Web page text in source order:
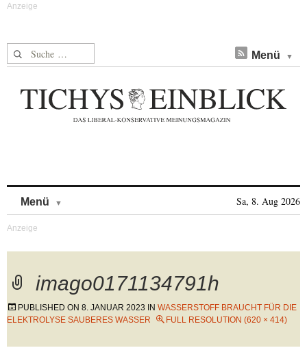
Suche nach: Menü
Menü Sa, 8. Aug 2026
imago0171134791h
PUBLISHED ON 8. JANUAR 2023 IN WASSERSTOFF BRAUCHT FÜR DIE
ELEKTROLYSE SAUBERES WASSER
FULL RESOLUTION (620 × 414)